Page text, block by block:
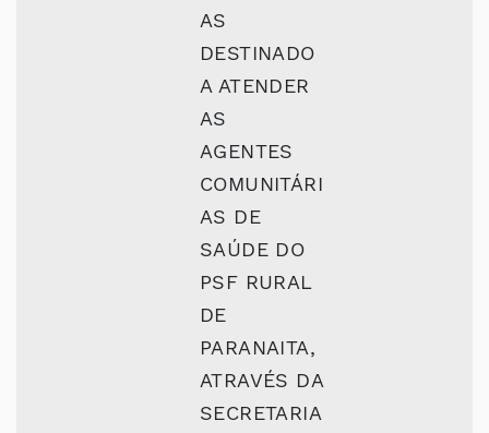
AS
DESTINADO
A ATENDER
AS
AGENTES
COMUNITÁRI
AS DE
SAÚDE DO
PSF RURAL
DE
PARANAITA,
ATRAVÉS DA
SECRETARIA